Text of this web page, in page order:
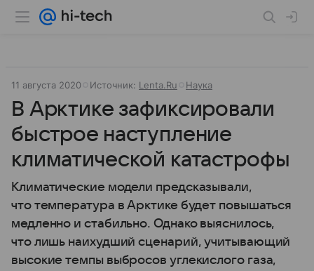
11 августа 2020 Источник: Lenta.Ru Наука
В Арктике зафиксировали
быстрое наступление
климатической катастрофы
Климатические модели предсказывали,
что температура в Арктике будет повышаться
медленно и стабильно. Однако выяснилось,
что лишь наихудший сценарий, учитывающий
высокие темпы выбросов углекислого газа,